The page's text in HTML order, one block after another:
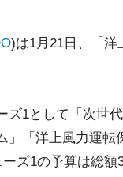
)は1月21日、「洋
ズ1として「次世
「洋上風力運転
ズ1の予算は総額